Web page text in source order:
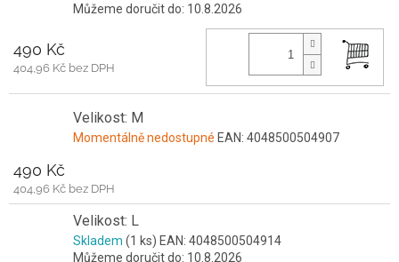
Můžeme doručit do: 10.8.2026
490 Kč
404,96 Kč bez DPH
Velikost: M
Momentálně nedostupné EAN: 4048500504907
490 Kč
404,96 Kč bez DPH
Velikost: L
Skladem (1 ks) EAN: 4048500504914
Můžeme doručit do: 10.8.2026